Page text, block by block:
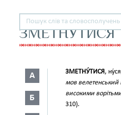
ЗМЕТНУТИСЯ
А
Б
ЗМЕТНУ́ТИСЯ,
мов велетенський
високими
310).